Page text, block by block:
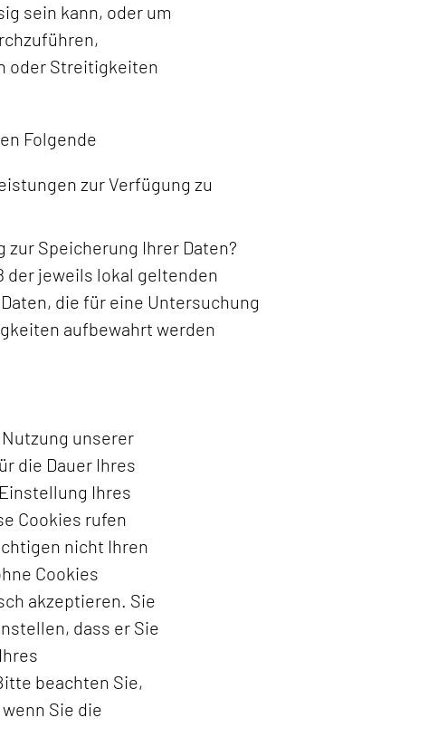
sein kann, oder um
oder Streitigkeiten
Folgende
zur Verfügung zu
Speicherung Ihrer Daten?
der jeweils lokal geltenden
die für eine Untersuchung
aufbewahrt werden
unserer
die Dauer Ihres
Ihres
Cookies rufen
nicht Ihren
Cookies
akzeptieren. Sie
dass er Sie
beachten Sie,
Sie die